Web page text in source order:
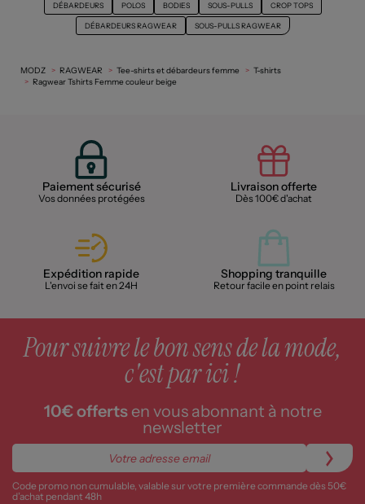
DÉBARDEURS POLOS BODIES SOUS-PULLS CROP TOPS
DÉBARDEURS RAGWEAR SOUS-PULLS RAGWEAR
MODZ RAGWEAR Tee-shirts et débardeurs femme
T-shirts
Ragwear Tshirts Femme couleur beige
Paiement sécurisé
Vos données protégées
Livraison offerte
Dès 100€ d'achat
Expédition rapide
L'envoi se fait en 24H
Shopping tranquille
Retour facile en point relais
Pour suivre le bon sens de la mode,
c'est par ici !
10€ offertsen vous abonnant à notre
newsletter
Code promo non cumulable, valable sur votre première commande dès 50€
d’achat pendant 48h